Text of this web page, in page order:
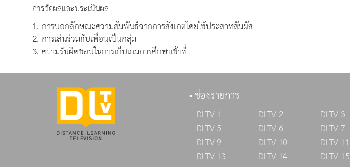
การวัดผลและประเมินผล
1. การบอกลักษณะความสัมพันธ์จากการสังเกตโดยใช้ประสาทสัมผัส
2. การเล่นร่วมกับเพื่อนเป็นกลุ่ม
3. ความรับผิดชอบในการเก็บเกมการศึกษาเข้าที่
ช่องรายการ
DLTV 1 DLTV 2 DLTV 3
DLTV 5
DLTV 6 DLTV 7
DLTV 9
DLTV 10 DLTV 11
DLTV 13
DLTV 14 DLTV 15